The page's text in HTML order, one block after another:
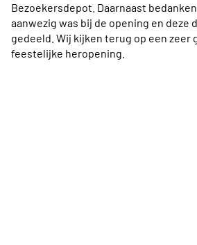
Bezoekersdepot. Daarnaast
aanwezig was bij de opening en deze
gedeeld. Wij kijken terug op een zeer
feestelijke heropening.